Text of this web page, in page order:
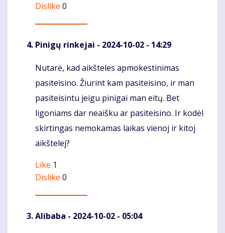
Dislike 0
Pinigų rinkejai - 2024-10-02 - 14:29
Komentaras
Nutarė, kad aikšteles apmokestinimas
pasiteisino. Žiurint kam pasiteisino, ir man
pasiteisintu jeigu pinigai man eitų. Bet
ligoniams dar neaišku ar pasiteisino. Ir kodėl
skirtingas nemokamas laikas vienoj ir kitoj
aikštelej?
Like 1
Dislike 0
Alibaba - 2024-10-02 - 05:04